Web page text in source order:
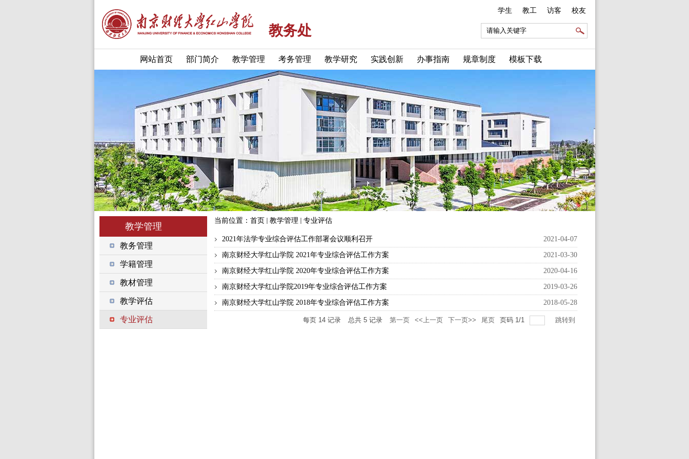
教务处
学生 教工 访客 校友
网站首页 部门简介 教学管理 考务管理 教学研究 实践创新 办事指南 规章制度 模板下载
教学管理
教务管理
学籍管理
教材管理
教学评估
专业评估
当前位置： 首页 教学管理 专业评估
2021年法学专业综合评估工作部署会议顺利召开 2021-04-07
南京财经大学红山学院 2021年专业综合评估工作方案 2021-03-30
南京财经大学红山学院 2020年专业综合评估工作方案 2020-04-16
南京财经大学红山学院2019年专业综合评估工作方案 2019-03-26
南京财经大学红山学院 2018年专业综合评估工作方案 2018-05-28
每页 14记录 总共 5记录 第一页 <<上一页 下一页>> 尾页 页码 1/1 跳转到